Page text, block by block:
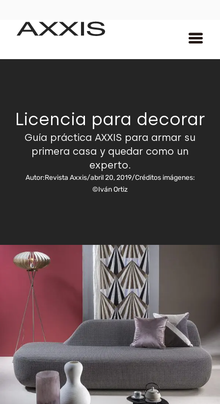
Licencia para decorar
Guía práctica AXXIS para armar su
primera casa y quedar como un
experto.
Autor:Revista Axxis/abril 20, 2019/Créditos imágenes:
©Iván Ortiz